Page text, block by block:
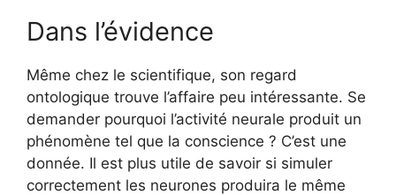
Dans l’évidence
Même chez le scientifique, son regard
ontologique trouve l’affaire peu intéressante. Se
demander pourquoi l’activité neurale produit un
phénomène tel que la conscience ? C’est une
donnée. Il est plus utile de savoir si simuler
correctement les neurones produira le même